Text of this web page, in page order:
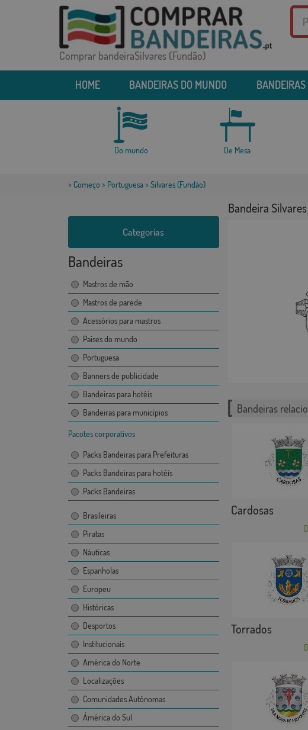
Comprar bandeiraSilvares (Fundão)
HOME BANDEIRAS DO MUNDO
Do mundo De Mesa
> Começo > Portuguesa> Silvares (Fundão)
Categorias
Bandeiras
Mastros de mão
Mastros de parede
Acessórios para mastros
Países do mundo
Portuguesa
Banners de publicidade
Bandeiras para hotéis
Bandeiras para municípios
Pacotes corporativos
Packs Bandeiras para Prefeituras
Packs Bandeiras para hotéis
Packs Bandeiras
Brasileiras
Piratas
Náuticas
Espanholas
Europeu
Históricas
Desportos
Institucionais
América do Norte
Localizações
Comunidades Autónomas
Ámérica do Sul
Bandeira
Bandeiras
Cardosas
Torrados